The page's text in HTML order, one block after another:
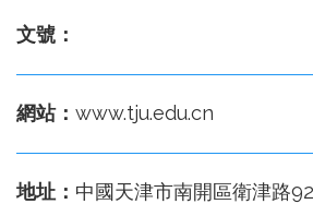
文號：
網站： www.tju.edu.cn
地址： 中國天津市南開區衛津路